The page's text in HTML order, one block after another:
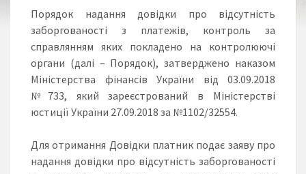
Порядок надання довідки про відсутність
заборгованості з платежів, контроль за
справлянням яких покладено на контролюючі
органи (далі – Порядок), затверджено наказом
Міністерства фінансів України від 03.09.2018
№733, який зареєстрований в Міністерстві
юстиції України 27.09.2018 за №1102/32554.
Для отримання Довідки платник подає заяву про
надання довідки про відсутність заборгованості